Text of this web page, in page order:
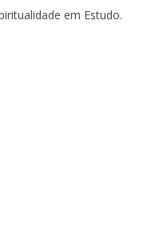
em Estudo.